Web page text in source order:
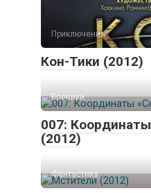
Приключения
Кон-Тики (2012)
Боевики
007:
(2012)
Фантастика